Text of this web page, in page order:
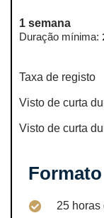
1 semana
Duração mínima:
Taxa de registo
Visto de curta
Visto de curta
Formato
25 horas